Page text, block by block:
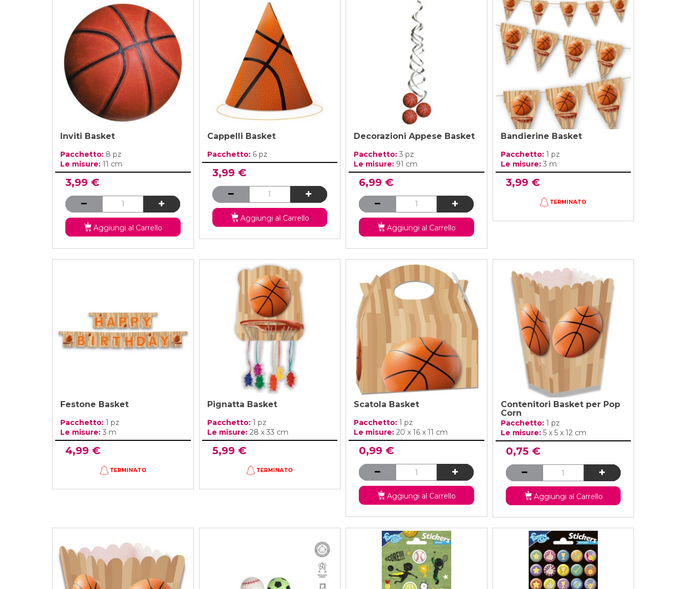
Inviti Basket
Pacchetto: 8 pz
Le misure: 11 cm
3,99 €
Aggiungi al Carrello
Cappelli Basket
Pacchetto: 6 pz
3,99 €
Aggiungi al Carrello
Decorazioni Appese Basket
Pacchetto: 3 pz
Le misure: 91 cm
6,99 €
Aggiungi al Carrello
Bandierine Basket
Pacchetto: 1 pz
Le misure: 3 m
3,99 €
TERMINATO
Festone Basket
Pacchetto: 1 pz
Le misure: 3 m
4,99 €
TERMINATO
Pignatta Basket
Pacchetto: 1 pz
Le misure: 28 x 33 cm
5,99 €
TERMINATO
Scatola Basket
Pacchetto: 1 pz
Le misure: 20 x 16 x 11 cm
0,99 €
Aggiungi al Carrello
Contenitori Basket per Pop
Corn
Pacchetto: 1 pz
Le misure: 5 x 5 x 12 cm
0,75 €
Aggiungi al Carrello